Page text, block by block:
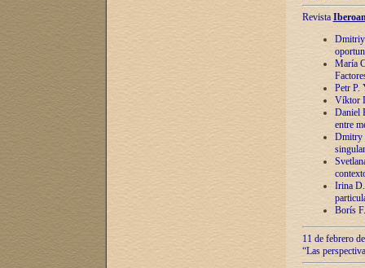
Revista
Dmitriy
María
Petr P.
Víktor
Daniel
entre
Dmitry
Irina
Borís
11 de febrero
“Las